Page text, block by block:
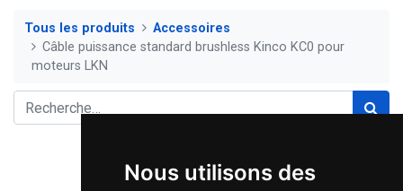
Nous utilisons des
Tous les produits
Accessoires
Câble puissance standard brushless Kinco KC0 pour
moteurs LKN